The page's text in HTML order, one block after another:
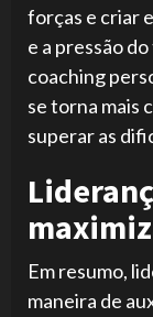
forças e criar
e a pressão
coaching
se torna mais
superar as
Em resumo,
maneira de